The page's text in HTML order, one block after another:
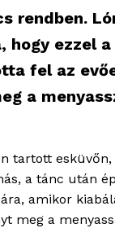
rendben.
hogy ezzel
fel az
a
tartott
a tánc után
amikor
meg a